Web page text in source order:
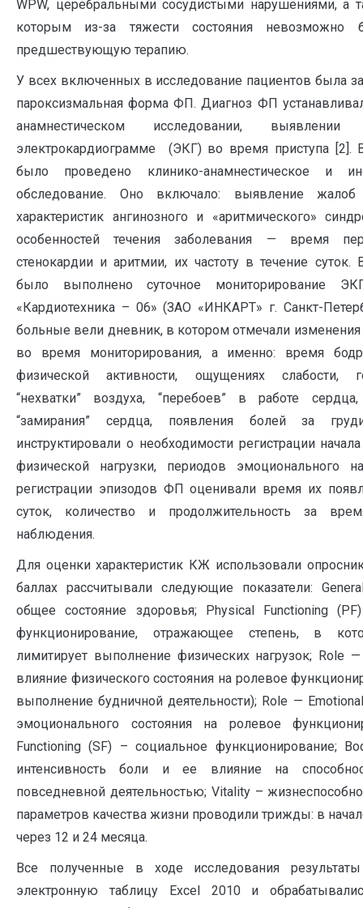
WPW, церебральными сосудистыми нарушениями, а
которым из-за тяжести состояния невозможно
предшествующую терапию.
У всех включенных в исследование пациентов была
пароксизмальная форма ФП. Диагноз ФП
анамнестическом исследовании,
электрокардиограмме (ЭКГ) во время приступа [2].
было проведено клинико-анамнестическое и
обследование. Оно включало: выявление
характеристик ангинозного и «аритмического»
особенностей течения заболевания — время
стенокардии и аритмии, их частоту в течение суток.
было выполнено суточное мониторирование
«Кардиотехника – 06» (ЗАО «ИНКАРТ» г. Санкт-
больные вели дневник, в котором отмечали изменения
во время мониторирования, а именно: время
физической активности, ощущениях слабости,
“нехватки” воздуха, “перебоев” в работе
“замирания” сердца, появления болей за
инструктировали о необходимости регистрации
физической нагрузки, периодов эмоционального
регистрации эпизодов ФП оценивали время их
суток, количество и продолжительность за
наблюдения.
Для оценки характеристик КЖ использовали
баллах рассчитывали следующие показатели:
общее состояние здоровья; Physical Functioning
функционирование, отражающее степень, в
лимитирует выполнение физических нагрузок; Role
влияние физического состояния на ролевое
выполнение будничной деятельности); Role —
эмоционального состояния на ролевое
Functioning (SF) – социальное функционирование;
интенсивность боли и ее влияние на
повседневной деятельностью; Vitality –
параметров качества жизни проводили трижды: в
через 12 и 24 месяца.
Все полученные в ходе исследования
электронную таблицу Exсel 2010 и